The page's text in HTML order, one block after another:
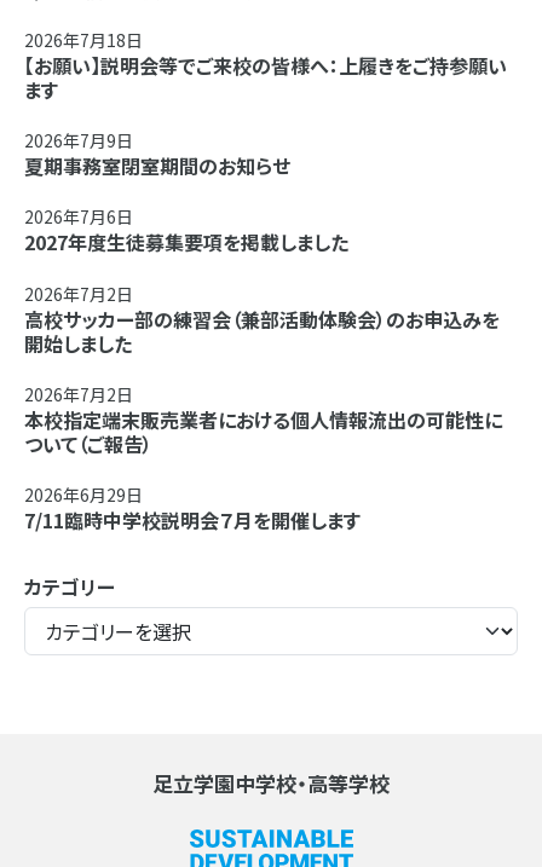
2026年7月18日
【お願い】説明会等でご来校の皆様へ：上履きをご持参願い
ます
2026年7月9日
夏期事務室閉室期間のお知らせ
2026年7月6日
2027年度生徒募集要項を掲載しました
2026年7月2日
高校サッカー部の練習会（兼部活動体験会）のお申込みを
開始しました
2026年7月2日
本校指定端末販売業者における個人情報流出の可能性に
ついて（ご報告）
2026年6月29日
7/11臨時中学校説明会７月を開催します
カテゴリー
足立学園中学校・高等学校